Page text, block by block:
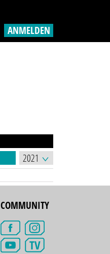
ANMELDEN
COMMUNITY
TV